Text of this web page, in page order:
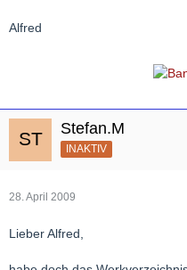
Alfred
Stefan.M
INAKTIV
28. April 2009
Lieber Alfred,